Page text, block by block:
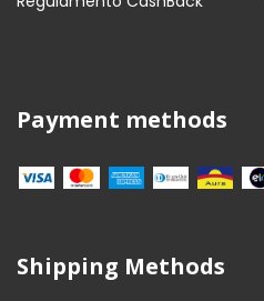
Payment methods
Shipping Methods